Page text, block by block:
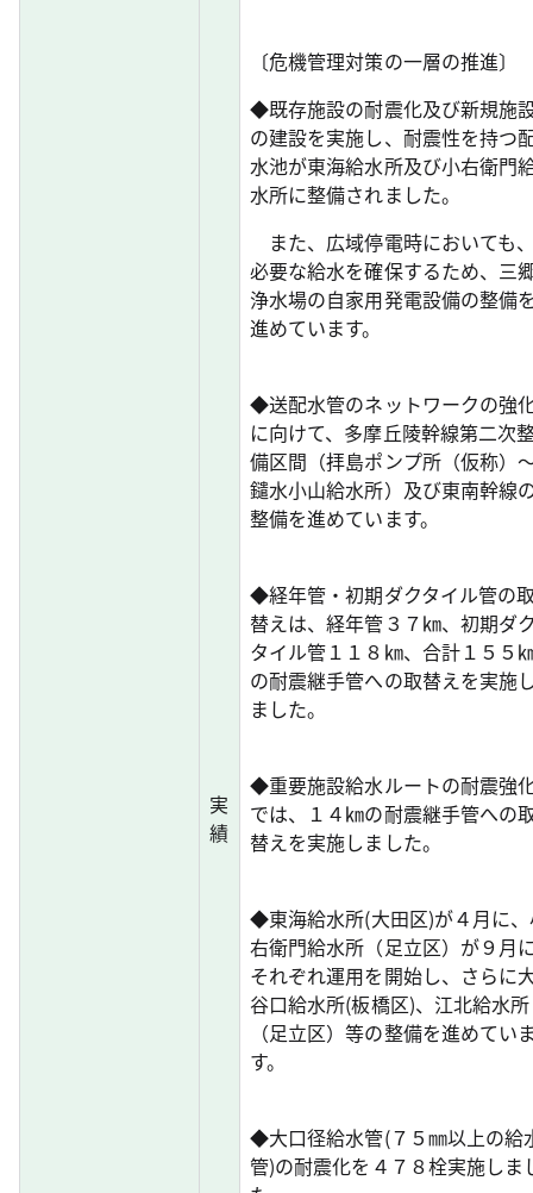
実
績
〔危機管理対策の一層の推進〕
◆既存施設の耐震化及び新規施
の建設を実施し、耐震性を持つ
水池が東海給水所及び小右衛門
水所に整備されました。
また、広域停電時においても
必要な給水を確保するため、三
浄水場の自家用発電設備の整備
進めています。
◆送配水管のネットワークの強
に向けて、多摩丘陵幹線第二次
備区間（拝島ポンプ所（仮称）
鑓水小山給水所）及び東南幹線
整備を進めています。
◆経年管・初期ダクタイル管の
替えは、経年管３７㎞、初期ダ
タイル管１１８㎞、合計１５５
の耐震継手管への取替えを実施
ました。
◆重要施設給水ルートの耐震強
では、１４㎞の耐震継手管への
替えを実施しました。
◆東海給水所(大田区)が４月に
右衛門給水所（足立区）が９月
それぞれ運用を開始し、さらに
谷口給水所(板橋区)、江北給水所
（足立区）等の整備を進めてい
す。
◆大口径給水管(７５㎜以上の給
管)の耐震化を４７８栓実施しま